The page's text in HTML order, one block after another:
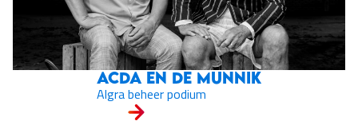
Acda en de Munnik
Algra beheer podium